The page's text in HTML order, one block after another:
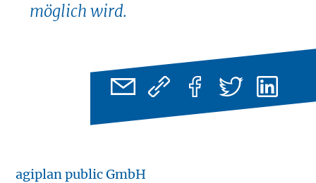
möglich wird.
agiplan public GmbH